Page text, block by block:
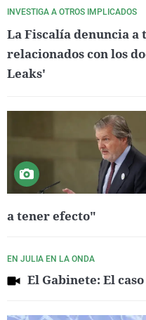
INVESTIGA A OTROS IMPLICADOS
La Fiscalía denuncia a
relacionados con los
Leaks'
a tener efecto"
EN JULIA EN LA ONDA
El Gabinete: El